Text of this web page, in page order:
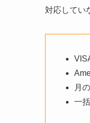
対応してい
月
一